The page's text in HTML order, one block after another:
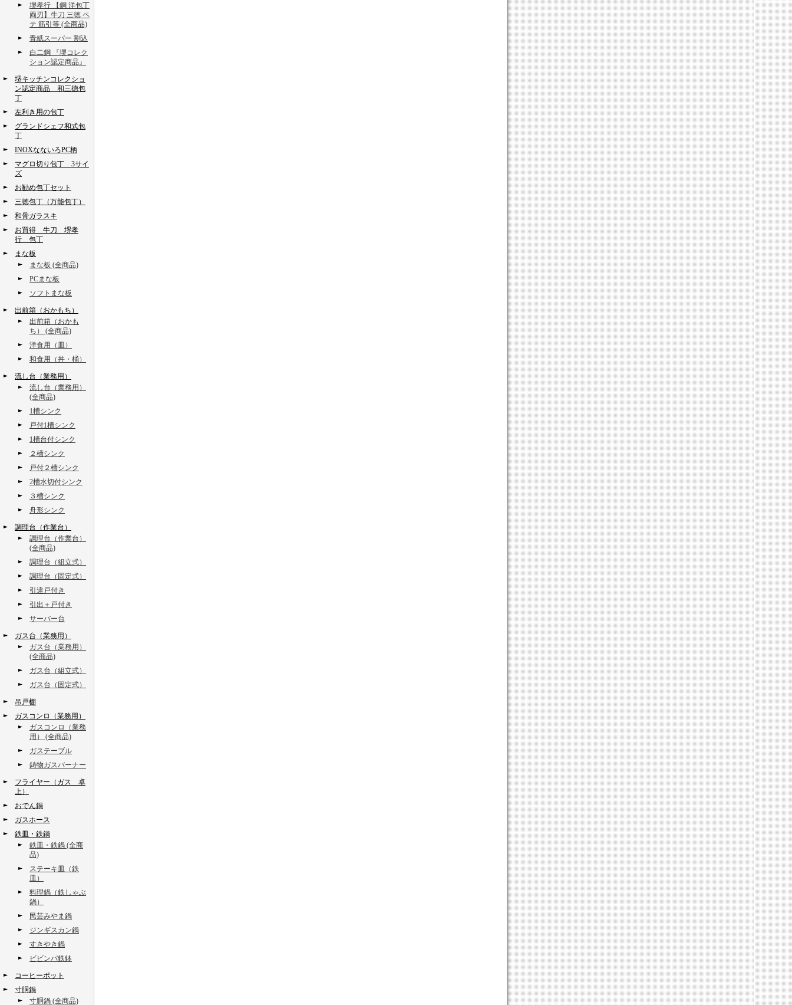
堺孝行 【鋼 洋包丁
両刃】牛刀 三徳 ペ
テ 筋引等 (全商品)
青紙スーパー 割込
白二鋼 『堺コレク
ション認定商品』
堺キッチンコレクショ
ン認定商品 和三徳包
丁
左利き用の包丁
グランドシェフ和式包
丁
INOXなないろPC柄
マグロ切り包丁 3サイ
ズ
お勧め包丁セット
三徳包丁（万能包丁）
和骨ガラスキ
お買得 牛刀 堺孝
行 包丁
まな板
まな板 (全商品)
PCまな板
ソフトまな板
出前箱（おかもち）
出前箱（おかも
ち） (全商品)
洋食用（皿）
和食用（丼・桶）
流し台（業務用）
流し台（業務用）
(全商品)
1槽シンク
戸付1槽シンク
1槽台付シンク
２槽シンク
戸付２槽シンク
2槽水切付シンク
３槽シンク
舟形シンク
調理台（作業台）
調理台（作業台）
(全商品)
調理台（組立式）
調理台（固定式）
引違戸付き
引出＋戸付き
サーバー台
ガス台（業務用）
ガス台（業務用）
(全商品)
ガス台（組立式）
ガス台（固定式）
吊戸棚
ガスコンロ（業務用）
ガスコンロ（業務
用） (全商品)
ガステーブル
鋳物ガスバーナー
フライヤー（ガス 卓
上）
おでん鍋
ガスホース
鉄皿・鉄鍋
鉄皿・鉄鍋 (全商
品)
ステーキ皿（鉄
皿）
料理鍋（鉄しゃぶ
鍋）
民芸みやま鍋
ジンギスカン鍋
すきやき鍋
ビビンバ鉄鉢
コーヒーポット
寸胴鍋
寸胴鍋 (全商品)